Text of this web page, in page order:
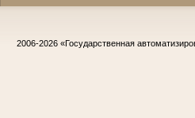
2006-2026 «Государственная